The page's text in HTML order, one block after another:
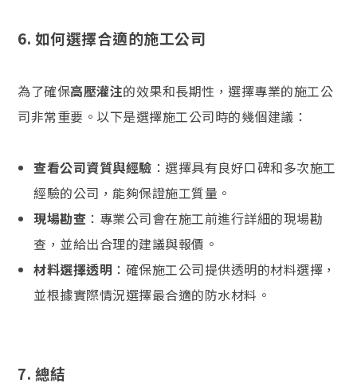
6. 如何選擇合適的施工公司
為了確保高壓灌注的效果和長期性，選擇專業的施工公
司非常重要。以下是選擇施工公司時的幾個建議：
查看公司資質與經驗 ：選擇具有良好口碑和多次施工
經驗的公司，能夠保證施工質量。
現場勘查 ：專業公司會在施工前進行詳細的現場勘
查，並給出合理的建議與報價。
材料選擇透明 ：確保施工公司提供透明的材料選擇，
並根據實際情況選擇最合適的防水材料。
7. 總結